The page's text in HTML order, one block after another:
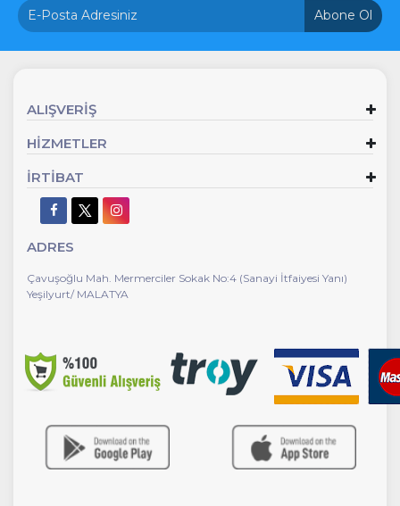
Abone Ol
ALIŞVERİŞ
HİZMETLER
İRTİBAT
ADRES
Çavuşoğlu Mah. Mermerciler Sokak No:4 (Sanayi İtfaiyesi Yanı)
Yeşilyurt/ MALATYA